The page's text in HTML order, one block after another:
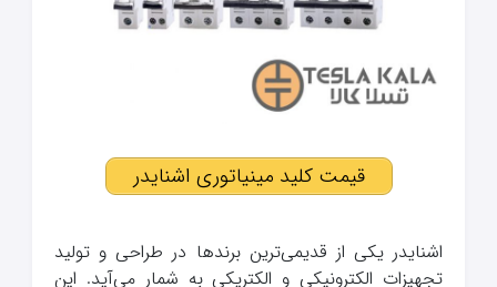
قیمت کلید مینیاتوری اشنایدر
اشنایدر یکی از قدیمی‌ترین برندها در طراحی و تولید
تجهیزات الکترونیکی و الکتریکی به شمار می‌آید. این